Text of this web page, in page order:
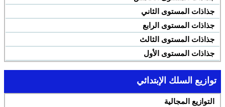
جذاذات المستوى الثاني
جذاذات المستوى الرابع
جذاذات المستوى الثالث
جذاذات المستوى الأول
توازيع السلك الإبتدائي
التوازيع المجالية